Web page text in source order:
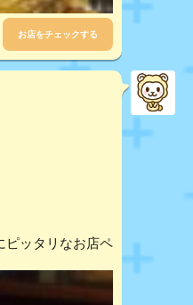
お店をチェックする
ピッタリなお店ペ